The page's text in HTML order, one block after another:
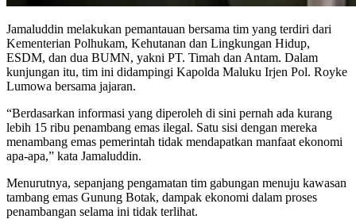
Jamaluddin melakukan pemantauan bersama tim yang terdiri dari
Kementerian Polhukam, Kehutanan dan Lingkungan Hidup,
ESDM, dan dua BUMN, yakni PT. Timah dan Antam. Dalam
kunjungan itu, tim ini didampingi Kapolda Maluku Irjen Pol. Royke
Lumowa bersama jajaran.
“Berdasarkan informasi yang diperoleh di sini pernah ada kurang
lebih 15 ribu penambang emas ilegal. Satu sisi dengan mereka
menambang emas pemerintah tidak mendapatkan manfaat ekonomi
apa-apa,” kata Jamaluddin.
Menurutnya, sepanjang pengamatan tim gabungan menuju kawasan
tambang emas Gunung Botak, dampak ekonomi dalam proses
penambangan selama ini tidak terlihat.